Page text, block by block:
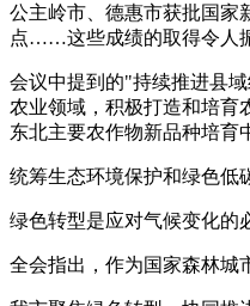
公主岭市、德惠市获批国家
点……这些成绩的取得令人
会议中提到的"持续推进县
农业领域，积极打造和培育
东北主要农作物新品种培育
统筹生态环境保护和绿色低
绿色转型是应对气候变化的
全会指出，作为国家森林城